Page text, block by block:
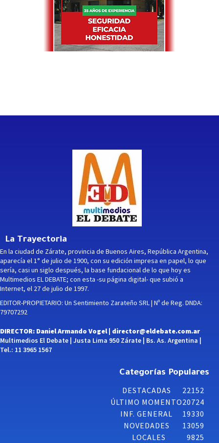
La Trayectoria
En la ciudad de Zárate, provincia de Buenos Aires, República Argentina,
aparecía el 1° de julio de 1900, con su edición impresa en papel, lo que
sería, casi un siglo después, la base fundacional de lo que hoy es
Multimedios EL DEBATE; con esta -su página digital- que subió a
Internet, el 27 de julio de 1997.
EDITOR-PROPIETARIO: Un Sentimiento Zarateño SRL | Nº de Reg. DNDA:
79707292
DIRECTOR: Daniel Armando Vogel | director@eldebate.com.ar
Multimedios El Debate | Justa Lima 950 Zárate | Bs. As. Argentina |
Tel.: 11 3965 1567
Categorías Populares
DESTACADAS
22152
ÚLTIMO MOMENTO20724
INF. GENERAL
19330
NOVEDADES
13059
LOCALES
9825